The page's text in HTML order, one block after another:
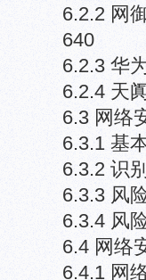
6.2.2 网
640
6.2.3 华
6.2.4 天
6.3 网络
6.3.1 基
6.3.2 识
6.3.3 风
6.3.4 风
6.4 网络
6.4.1 网